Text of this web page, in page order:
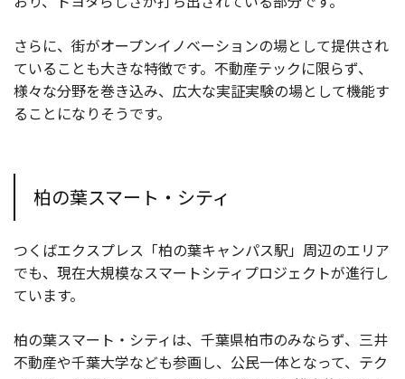
さらに、街がオープンイノベーションの場として提供され
ていることも大きな特徴です。不動産テックに限らず、
様々な分野を巻き込み、広大な実証実験の場として機能す
ることになりそうです。
柏の葉スマート・シティ
つくばエクスプレス「柏の葉キャンパス駅」周辺のエリア
でも、現在大規模なスマートシティプロジェクトが進行し
ています。
柏の葉スマート・シティは、千葉県柏市のみならず、三井
不動産や千葉大学なども参画し、公民一体となって、テク